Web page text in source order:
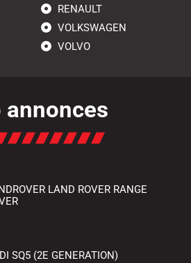
RENAULT
VOLKSWAGEN
VOLVO
annonces
LAND ROVER RANGE
SQ5 (2E GENERATION)